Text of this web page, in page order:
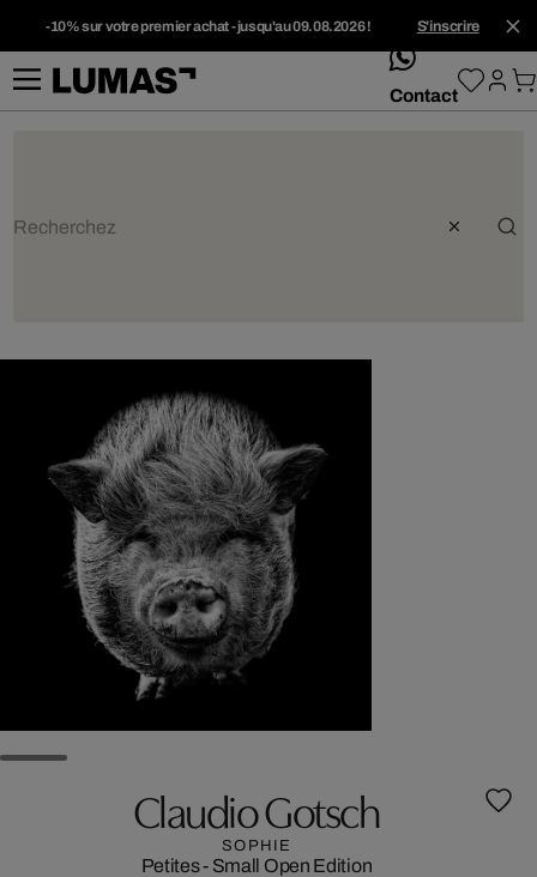
-10% sur votre premier achat - jusqu'au 09.08.2026 ! S'inscrire
whatsApp
Contact
Claudio Gotsch
SOPHIE
Petites - Small Open Edition